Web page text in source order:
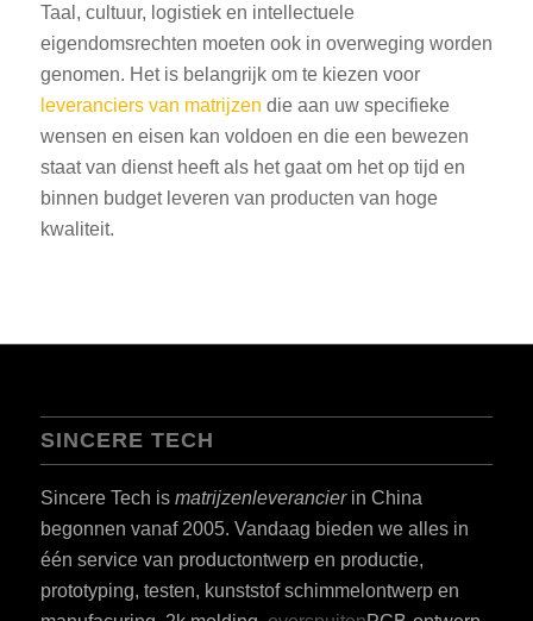
Taal, cultuur, logistiek en intellectuele
eigendomsrechten moeten ook in overweging worden
genomen. Het is belangrijk om te kiezen voor
leveranciers van matrijzen die aan uw specifieke
wensen en eisen kan voldoen en die een bewezen
staat van dienst heeft als het gaat om het op tijd en
binnen budget leveren van producten van hoge
kwaliteit.
SINCERE TECH
Sincere Tech is matrijzenleverancierin China
begonnen vanaf 2005. Vandaag bieden we alles in
één service van productontwerp en productie,
prototyping, testen, kunststof schimmelontwerp en